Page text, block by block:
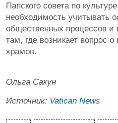
Папского совета по
необходимость учитывать
общественных процессов и
там, где возникает вопрос
храмов.
Ольга Сакун
Источник: Vatican News